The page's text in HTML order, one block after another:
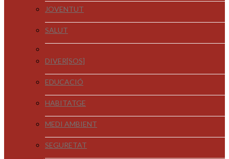
JOVENTUT
SALUT
DIVER[SOS]
EDUCACIÓ
HABITATGE
MEDI AMBIENT
SEGURETAT